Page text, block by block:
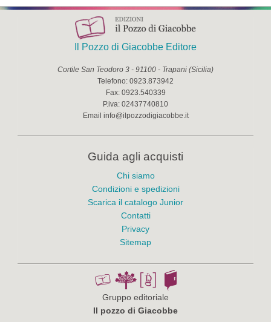
Il Pozzo di Giacobbe Editore
Cortile San Teodoro 3 - 91100 - Trapani (Sicilia)
Telefono: 0923.873942
Fax: 0923.540339
P.iva: 02437740810
Email info@ilpozzodigiacobbe.it
Guida agli acquisti
Chi siamo
Condizioni e spedizioni
Scarica il catalogo Junior
Contatti
Privacy
Sitemap
Gruppo editoriale
Il pozzo di Giacobbe